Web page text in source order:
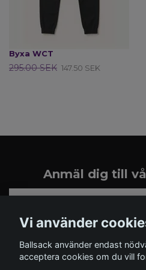
Byxa WCT
295.00 SEK 147.50 SEK
Anmäl dig till
Läs mer
Vi använder
Ballsack använder endast
acceptera cookies om du vill